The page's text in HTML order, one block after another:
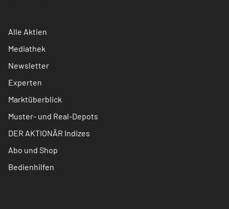
Alle Aktien
Mediathek
Newsletter
Experten
Marktüberblick
Muster- und Real-Depots
DER AKTIONÄR Indizes
Abo und Shop
Bedienhilfen